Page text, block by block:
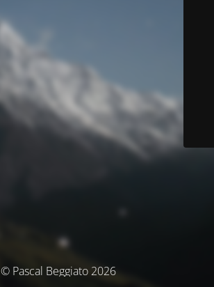
© Pascal Beggiato 2026